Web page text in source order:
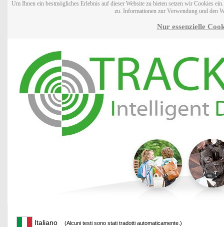
Um Ihnen ein bestmögliches Erlebnis auf dieser Website zu bieten setzen wir Cookies
zu. Informationen zur Verwendung und den
Nur essenzielle
Italiano (Alcuni testi sono stati tradotti automaticamente.)